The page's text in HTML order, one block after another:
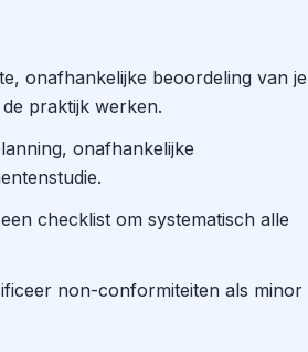
onafhankelijke beoordeling van je
praktijk werken.
onafhankelijke
checklist om systematisch alle
non-conformiteiten als